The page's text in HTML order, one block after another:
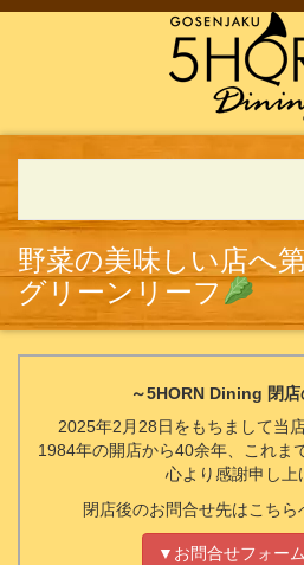
野菜の美味しい店へ
グリーンリーフ
～5HORN Dining 閉店
2025年2月28日をもちまして当
1984年の開店から40余年、これま
心より感謝申し上
閉店後のお問合せ先はこちら
▼お問合せフォー